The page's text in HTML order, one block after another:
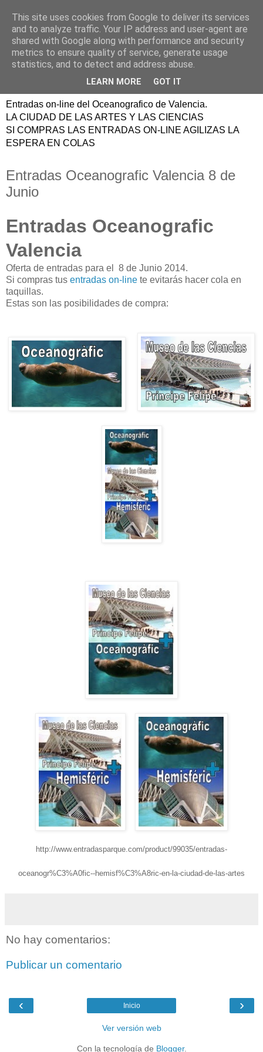
ENTRADAS
OCEANOGRAFIC
VALENCIA
Entradas on-line del Oceanografico de Valencia.
LA CIUDAD DE LAS ARTES Y LAS CIENCIAS
SI COMPRAS LAS ENTRADAS ON-LINE AGILIZAS LA
ESPERA EN COLAS
Entradas Oceanografic Valencia 8 de
Junio
Entradas Oceanografic
Valencia
Oferta de entradas para el 8 de Junio 2014.
Si compras tus entradas on-line te evitarás hacer cola en
taquillas.
Estas son las posibilidades de compra:
http://www.entradasparque.com/product/99035/entradas-
oceanogr%C3%A0fic--hemisf%C3%A8ric-en-la-ciudad-de-las-artes
No hay comentarios:
Publicar un comentario
‹ ›
Inicio
Ver versión web
Con la tecnología de Blogger.
This site uses cookies from Google to deliver its services
and to analyze traffic. Your IP address and user-agent are
shared with Google along with performance and security
metrics to ensure quality of service, generate usage
statistics, and to detect and address abuse.
LEARN MORE GOT IT